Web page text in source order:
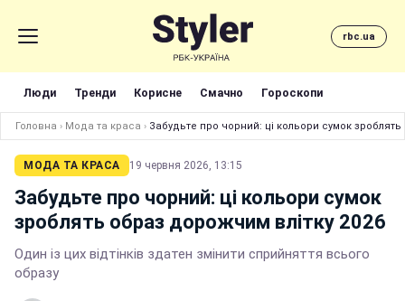
rbc.ua
Люди Тренди Корисне Смачно Гороскопи
Головна › Мода та краса › Забудьте про чорний: ці кольори сумок
МОДА ТА КРАСА 19 червня 2026, 13:15
Забудьте про чорний: ці кольори сумок
зроблять образ дорожчим влітку 2026
Один із цих відтінків здатен змінити сприйняття всього
образу